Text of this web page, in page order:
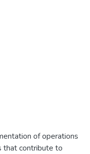
of operations
that contribute to